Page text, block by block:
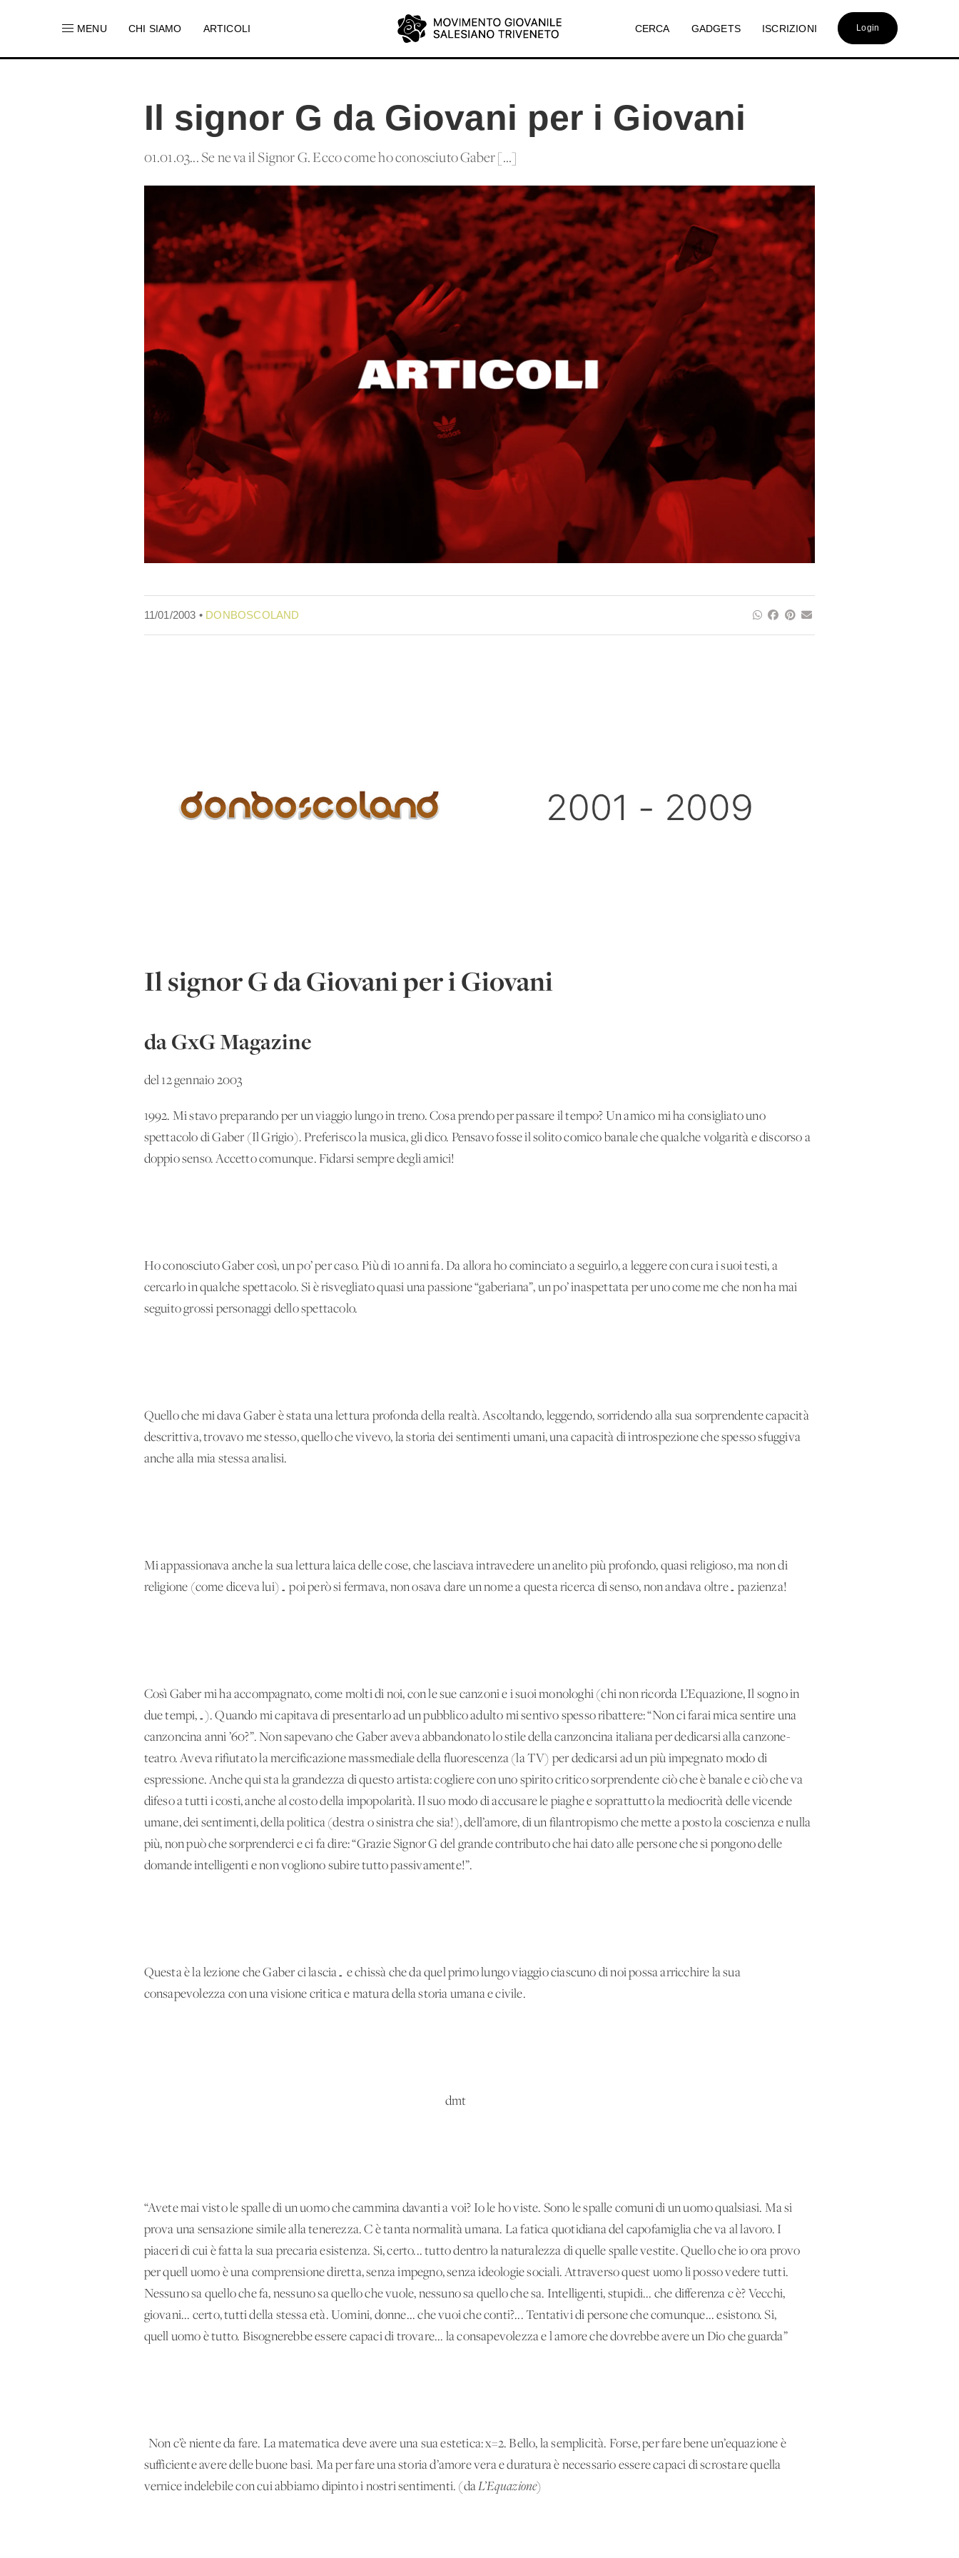
MENU CHI SIAMO ARTICOLI CERCA GADGETS ISCRIZIONI Login
Il signor G da Giovani per i Giovani
01.01.03... Se ne va il Signor G. Ecco come ho conosciuto Gaber [...]
11/01/2003 • DONBOSCOLAND
Il signor G da Giovani per i Giovani
da GxG Magazine
del 12 gennaio 2003
1992. Mi stavo preparando per un viaggio lungo in treno. Cosa prendo per passare il tempo? Un amico mi ha consigliato uno
spettacolo di Gaber (Il Grigio). Preferisco la musica, gli dico. Pensavo fosse il solito comico banale che qualche volgarità e discorso a
doppio senso. Accetto comunque. Fidarsi sempre degli amici!
Ho conosciuto Gaber così, un po’ per caso. Più di 10 anni fa. Da allora ho cominciato a seguirlo, a leggere con cura i suoi testi, a
cercarlo in qualche spettacolo. Si è risvegliato quasi una passione “gaberiana”, un po’ inaspettata per uno come me che non ha mai
seguito grossi personaggi dello spettacolo.
Quello che mi dava Gaber è stata una lettura profonda della realtà. Ascoltando, leggendo, sorridendo alla sua sorprendente capacità
descrittiva, trovavo me stesso, quello che vivevo, la storia dei sentimenti umani, una capacità di introspezione che spesso sfuggiva
anche alla mia stessa analisi.
Mi appassionava anche la sua lettura laica delle cose, che lasciava intravedere un anelito più profondo, quasi religioso, ma non di
religione (come diceva lui)… poi però si fermava, non osava dare un nome a questa ricerca di senso, non andava oltre… pazienza!
Così Gaber mi ha accompagnato, come molti di noi, con le sue canzoni e i suoi monologhi (chi non ricorda L’Equazione, Il sogno in
due tempi,…). Quando mi capitava di presentarlo ad un pubblico adulto mi sentivo spesso ribattere: “Non ci farai mica sentire una
canzoncina anni ’60?”. Non sapevano che Gaber aveva abbandonato lo stile della canzoncina italiana per dedicarsi alla canzone-
teatro. Aveva rifiutato la mercificazione massmediale della fluorescenza (la TV) per dedicarsi ad un più impegnato modo di
espressione. Anche qui sta la grandezza di questo artista: cogliere con uno spirito critico sorprendente ciò che è banale e ciò che va
difeso a tutti i costi, anche al costo della impopolarità. Il suo modo di accusare le piaghe e soprattutto la mediocrità delle vicende
umane, dei sentimenti, della politica (destra o sinistra che sia!), dell’amore, di un filantropismo che mette a posto la coscienza e nulla
più, non può che sorprenderci e ci fa dire: “Grazie Signor G del grande contributo che hai dato alle persone che si pongono delle
domande intelligenti e non vogliono subire tutto passivamente!”.
Questa è la lezione che Gaber ci lascia… e chissà che da quel primo lungo viaggio ciascuno di noi possa arricchire la sua
consapevolezza con una visione critica e matura della storia umana e civile.
dmt
“Avete mai visto le spalle di un uomo che cammina davanti a voi? Io le ho viste. Sono le spalle comuni di un uomo qualsiasi. Ma si
prova una sensazione simile alla tenerezza. C'è tanta normalità umana. La fatica quotidiana del capofamiglia che va al lavoro. I
piaceri di cui è fatta la sua precaria esistenza. Si, certo... tutto dentro la naturalezza di quelle spalle vestite. Quello che io ora provo
per quell'uomo è una comprensione diretta, senza impegno, senza ideologie sociali. Attraverso quest'uomo li posso vedere tutti.
Nessuno sa quello che fa, nessuno sa quello che vuole, nessuno sa quello che sa. Intelligenti, stupidi... che differenza c'è? Vecchi,
giovani... certo, tutti della stessa età. Uomini, donne... che vuoi che conti?... Tentativi di persone che comunque... esistono. Si,
quell'uomo è tutto. Bisognerebbe essere capaci di trovare... la consapevolezza e l'amore che dovrebbe avere un Dio che guarda”
Non c’è niente da fare. La matematica deve avere una sua estetica: x=2. Bello, la semplicità. Forse, per fare bene un’equazione è
sufficiente avere delle buone basi. Ma per fare una storia d’amore vera e duratura è necessario essere capaci di scrostare quella
vernice indelebile con cui abbiamo dipinto i nostri sentimenti. (daL’Equazione)